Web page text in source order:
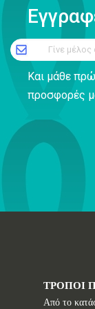
Γίνε
Και μάθε
προσφορές
ΤΡΟΠΟΙ
Από το